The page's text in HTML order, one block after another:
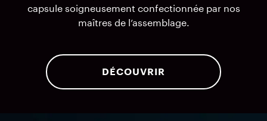
capsule soigneusement confectionnée par nos
maîtres de l’assemblage.
DÉCOUVRIR